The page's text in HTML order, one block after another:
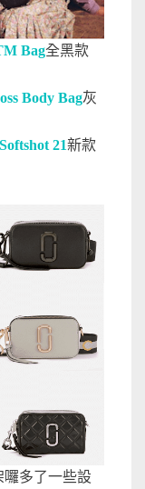
Bag全黑款
Body Bag灰
21新款
囉多了一些設